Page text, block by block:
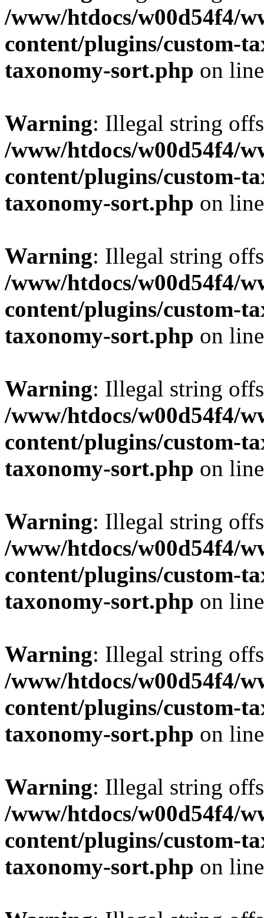
/www/htdocs/w00d54f4/
content/plugins/custom-
taxonomy-sort.php on
Warning: Illegal string
/www/htdocs/w00d54f4/
content/plugins/custom-
taxonomy-sort.php on
Warning: Illegal string
/www/htdocs/w00d54f4/
content/plugins/custom-
taxonomy-sort.php on
Warning: Illegal string
/www/htdocs/w00d54f4/
content/plugins/custom-
taxonomy-sort.php on
Warning: Illegal string
/www/htdocs/w00d54f4/
content/plugins/custom-
taxonomy-sort.php on
Warning: Illegal string
/www/htdocs/w00d54f4/
content/plugins/custom-
taxonomy-sort.php on
Warning: Illegal string
/www/htdocs/w00d54f4/
content/plugins/custom-
taxonomy-sort.php on